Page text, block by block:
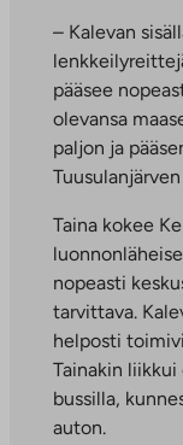
– Kalevan
pääsee
olevansa
paljon ja
Taina kokee
nopeasti
tarvittava.
helposti
Tainakin
bussilla,
auton.